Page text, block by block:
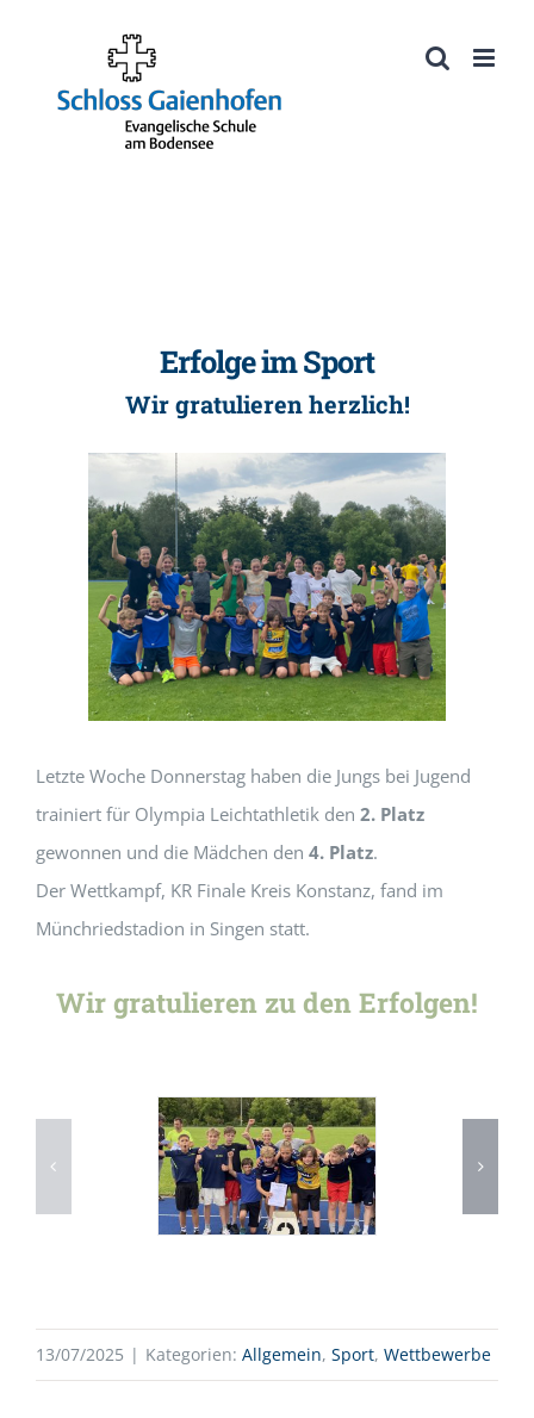
Werkzeugleiste öffnen
springen
Erfolge im Sport
Wir gratulieren herzlich!
Letzte Woche Donnerstag haben die Jungs bei Jugend
trainiert für Olympia Leichtathletik den 2. Platz
gewonnen und die Mädchen den 4. Platz.
Der Wettkampf, KR Finale Kreis Konstanz, fand im
Münchriedstadion in Singen statt.
Wir gratulieren zu den Erfolgen!
13/07/2025 | Kategorien: Allgemein, Sport, Wettbewerbe